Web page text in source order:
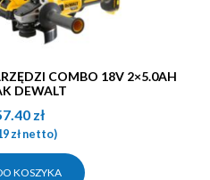
DEWALT
zł
złnetto)
KOSZYKA